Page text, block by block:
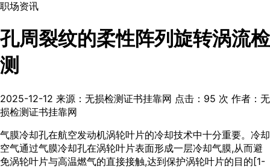
职场资讯
孔周裂纹的柔性阵列旋转涡流检
测
2025-12-12 来源：无损检测证书挂靠网 点击： 95 次 作者：无
损检测证书挂靠网
气膜冷却孔在航空发动机涡轮叶片的冷却技术中十分重要。冷却
空气通过气膜冷却孔在涡轮叶片表面形成一层冷却气膜,从而避
免涡轮叶片与高温燃气的直接接触,达到保护涡轮叶片的目的[1-